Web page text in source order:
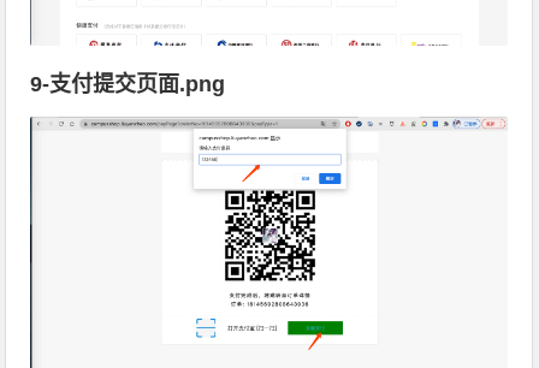
9-支付提交页面.png